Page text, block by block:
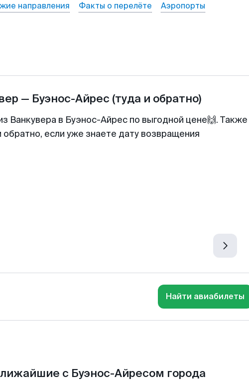
направления Факты о перелёте Аэропорты
— Буэнос-Айрес (туда и обратно)
Ванкувера в Буэнос-Айрес по выгодной цене🙌. Также
если уже знаете дату возвращения
Найти авиабилеты
с Буэнос-Айресом города